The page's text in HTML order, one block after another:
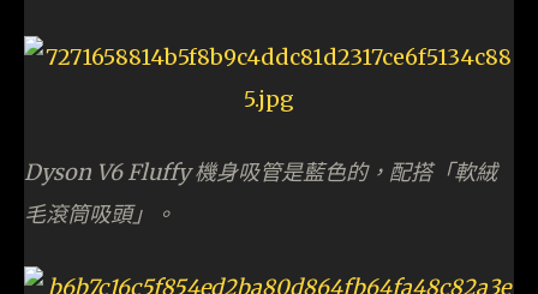
Dyson V6 Fluffy 機身吸管是藍色的，配搭「軟絨
毛滾筒吸頭」。